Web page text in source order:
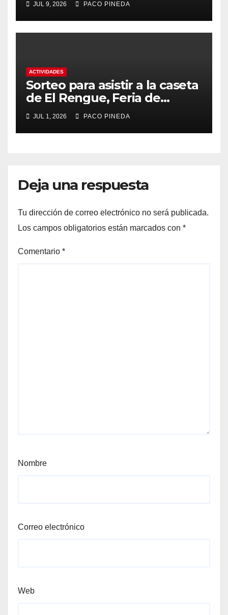
JUL 9, 2026 PACO PINEDA
ACTIVIDADES
Sorteo para asistir a la caseta
de El Rengue, Feria de
Málaga 2026
JUL 1, 2026 PACO PINEDA
Deja una respuesta
Tu dirección de correo electrónico no será publicada.
Los campos obligatorios están marcados con *
Comentario *
Nombre
Correo electrónico
Web